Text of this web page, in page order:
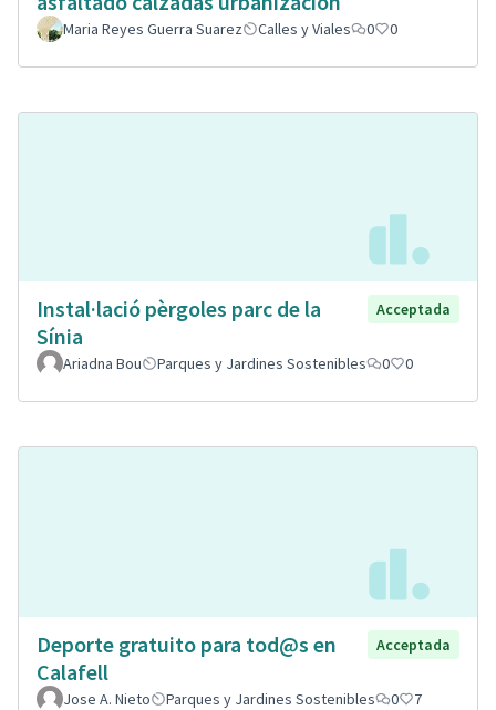
Maria Reyes Guerra Suarez Calles y Viales 0 0
Instal·lació pèrgoles parc de la
Sínia
Acceptada
Ariadna Bou Parques y Jardines Sostenibles 0 0
Deporte gratuito para tod@s en
Calafell
Acceptada
Jose A. Nieto Parques y Jardines Sostenibles 0 7